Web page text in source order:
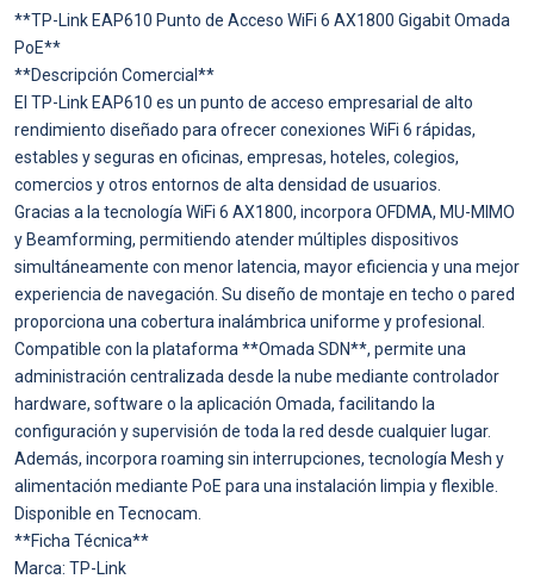
**TP-Link EAP610 Punto de Acceso WiFi 6 AX1800 Gigabit Omada
PoE**
**Descripción Comercial**
El TP-Link EAP610 es un punto de acceso empresarial de alto
rendimiento diseñado para ofrecer conexiones WiFi 6 rápidas,
estables y seguras en oficinas, empresas, hoteles, colegios,
comercios y otros entornos de alta densidad de usuarios.
Gracias a la tecnología WiFi 6 AX1800, incorpora OFDMA, MU-MIMO
y Beamforming, permitiendo atender múltiples dispositivos
simultáneamente con menor latencia, mayor eficiencia y una mejor
experiencia de navegación. Su diseño de montaje en techo o pared
proporciona una cobertura inalámbrica uniforme y profesional.
Compatible con la plataforma **Omada SDN**, permite una
administración centralizada desde la nube mediante controlador
hardware, software o la aplicación Omada, facilitando la
configuración y supervisión de toda la red desde cualquier lugar.
Además, incorpora roaming sin interrupciones, tecnología Mesh y
alimentación mediante PoE para una instalación limpia y flexible.
Disponible en Tecnocam.
**Ficha Técnica**
Marca: TP-Link